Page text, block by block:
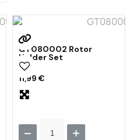
GT080002 Rotor
Holder Set
11,99 €